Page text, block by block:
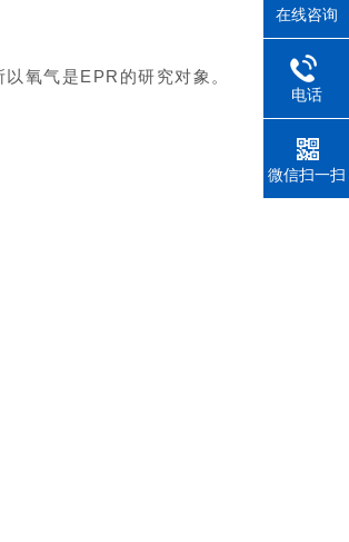
氧气是EPR的研究对象。
在线咨询
电话
微信扫一扫